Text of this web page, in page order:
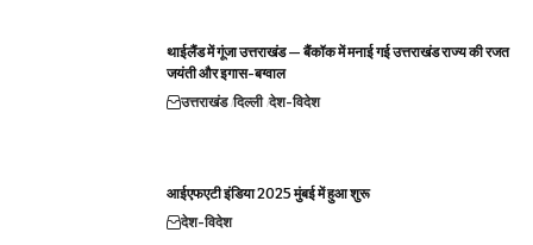
थाईलैंड में गूंजा उत्तराखंड — बैंकॉक में मनाई गई उत्तराखंड राज्य की रजत
जयंती और इगास-बग्वाल
उत्तराखंड दिल्ली देश-विदेश
आईएफएटी इंडिया 2025 मुंबई में हुआ शुरू
देश-विदेश